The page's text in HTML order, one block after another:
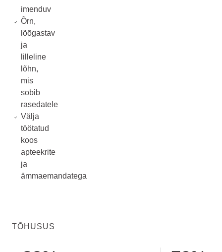
imenduv
Õrn,
lõõgastav
ja
lilleline
lõhn,
mis
sobib
rasedatele
Välja
töötatud
koos
apteekrite
ja
ämmaemandatega
TÕHUSUS